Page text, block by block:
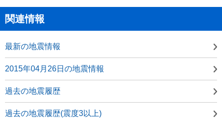
関連情報
最新の地震情報
2015年04月26日の地震情報
過去の地震履歴
過去の地震履歴(震度3以上)